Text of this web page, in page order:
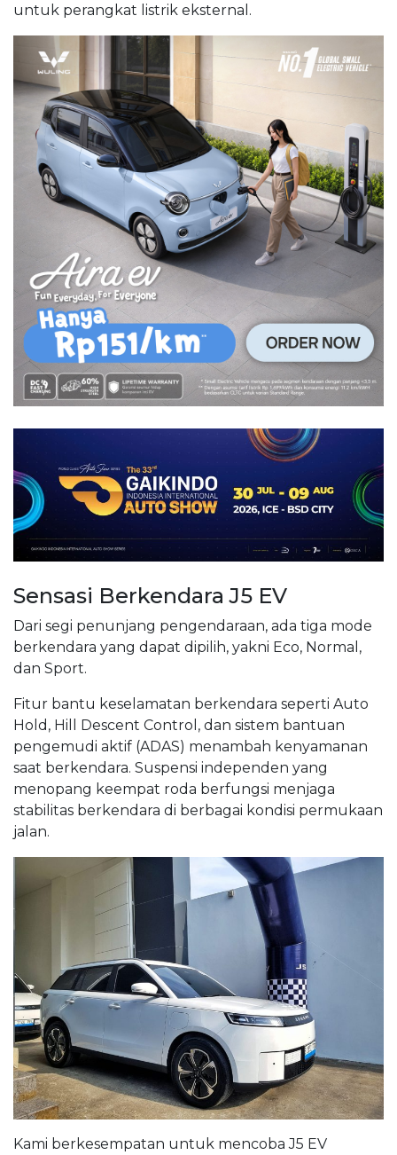
untuk perangkat listrik eksternal.
Sensasi Berkendara J5 EV
Dari segi penunjang pengendaraan, ada tiga mode
berkendara yang dapat dipilih, yakni Eco, Normal,
dan Sport.
Fitur bantu keselamatan berkendara seperti Auto
Hold, Hill Descent Control, dan sistem bantuan
pengemudi aktif (ADAS) menambah kenyamanan
saat berkendara. Suspensi independen yang
menopang keempat roda berfungsi menjaga
stabilitas berkendara di berbagai kondisi permukaan
jalan.
Kami berkesempatan untuk mencoba J5 EV